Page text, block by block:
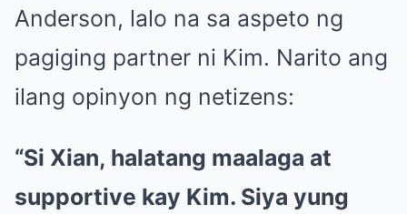
Anderson, lalo na sa aspeto ng
pagiging partner ni Kim. Narito ang
ilang opinyon ng netizens:
“Si Xian, halatang maalaga at
supportive kay Kim. Siya yung